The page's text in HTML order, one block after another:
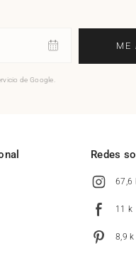
ME
de Google.
Redes
67,6
11 k
8,9 k